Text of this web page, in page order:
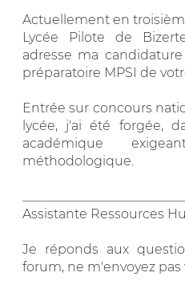
Actuellement en
Lycée Pilote de
adresse ma
préparatoire MPSI de
Entrée sur concours
lycée, j'ai été forgée,
académique
méthodologique.
Assistante Ressources
Je réponds aux
forum, ne m'envoyez pas